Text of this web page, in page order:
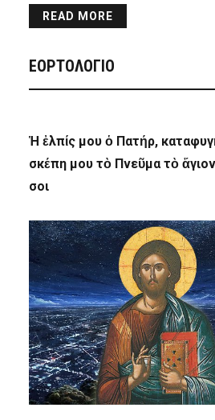
READ MORE
ΕΟΡΤΟΛΟΓΙΟ
Ἡ ἐλπίς μου ὁ Πατήρ,
σκέπη μου τὸ Πνεῦμα τὸ
σοι